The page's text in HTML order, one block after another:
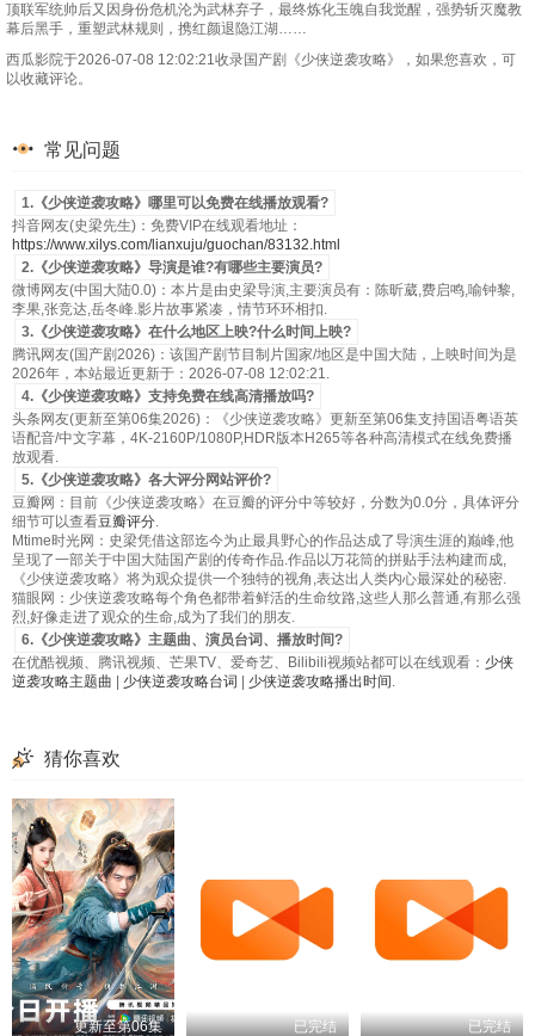
顶联军统帅后又因身份危机沦为武林弃子，最终炼化玉魄自我觉醒，强势斩灭魔教
幕后黑手，重塑武林规则，携红颜退隐江湖……
西瓜影院于2026-07-08 12:02:21收录国产剧《少侠逆袭攻略》，如果您喜欢，可
以收藏评论。
常见问题
1.《少侠逆袭攻略》哪里可以免费在线播放观看?
抖音网友(史梁先生)：免费VIP在线观看地址：
https://www.xilys.com/lianxuju/guochan/83132.html
2.《少侠逆袭攻略》导演是谁?有哪些主要演员?
微博网友(中国大陆0.0)：本片是由史梁导演,主要演员有：陈昕葳,费启鸣,喻钟黎,
李果,张竞达,岳冬峰.影片故事紧凑，情节环环相扣.
3.《少侠逆袭攻略》在什么地区上映?什么时间上映?
腾讯网友(国产剧2026)：该国产剧节目制片国家/地区是中国大陆，上映时间为是
2026年，本站最近更新于：2026-07-08 12:02:21.
4.《少侠逆袭攻略》支持免费在线高清播放吗?
头条网友(更新至第06集2026)：《少侠逆袭攻略》更新至第06集支持国语粤语英
语配音/中文字幕，4K-2160P/1080P,HDR版本H265等各种高清模式在线免费播
放观看.
5.《少侠逆袭攻略》各大评分网站评价?
豆瓣网：目前《少侠逆袭攻略》在豆瓣的评分中等较好，分数为0.0分，具体评分
细节可以查看豆瓣评分.
Mtime时光网：史梁凭借这部迄今为止最具野心的作品达成了导演生涯的巅峰,他
呈现了一部关于中国大陆国产剧的传奇作品.作品以万花筒的拼贴手法构建而成,
《少侠逆袭攻略》将为观众提供一个独特的视角,表达出人类内心最深处的秘密.
猫眼网：少侠逆袭攻略每个角色都带着鲜活的生命纹路,这些人那么普通,有那么强
烈,好像走进了观众的生命,成为了我们的朋友.
6.《少侠逆袭攻略》主题曲、演员台词、播放时间?
在优酷视频、腾讯视频、芒果TV、爱奇艺、Bilibili视频站都可以在线观看： 少侠
逆袭攻略主题曲
少侠逆袭攻略台词 少侠逆袭攻略播出时间 .
猜你喜欢
更新至第06集 已完结 已完结